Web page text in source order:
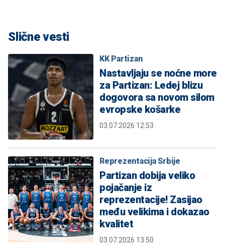
Slične vesti
KK Partizan
Nastavljaju se noćne more
za Partizan: Ledej blizu
dogovora sa novom silom
evropske košarke
03.07.2026 12:53
Reprezentacija Srbije
Partizan dobija veliko
pojačanje iz
reprezentacije! Zasijao
među velikima i dokazao
kvalitet
03.07.2026 13:50